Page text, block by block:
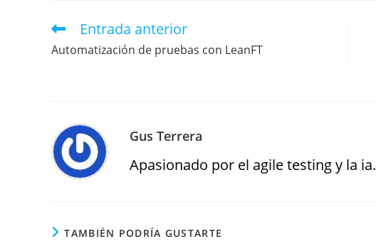
Entrada anterior
Automatización de pruebas con LeanFT
Gus Terrera
Apasionado por el agile testing y la ia.
TAMBIÉN PODRÍA GUSTARTE